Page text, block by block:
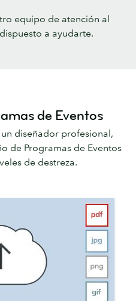
equipo de atención al
a ayudarte.
de Eventos
diseñador profesional,
de Programas de Eventos
de destreza.